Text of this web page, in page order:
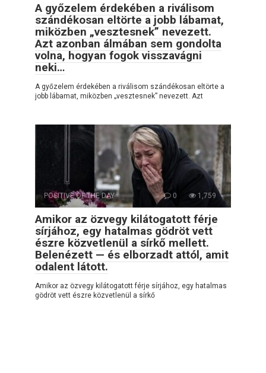
A győzelem érdekében a riválisom
szándékosan eltörte a jobb lábamat,
miközben „vesztesnek” nevezett.
Azt azonban álmában sem gondolta
volna, hogyan fogok visszavágni
neki…
A győzelem érdekében a riválisom szándékosan eltörte a
jobb lábamat, miközben „vesztesnek” nevezett. Azt
POSITIVE OF THE DAY 0 1,759
Amikor az özvegy kilátogatott férje
sírjához, egy hatalmas gödröt vett
észre közvetlenül a sírkő mellett.
Belenézett — és elborzadt attól, amit
odalent látott.
Amikor az özvegy kilátogatott férje sírjához, egy hatalmas
gödröt vett észre közvetlenül a sírkő